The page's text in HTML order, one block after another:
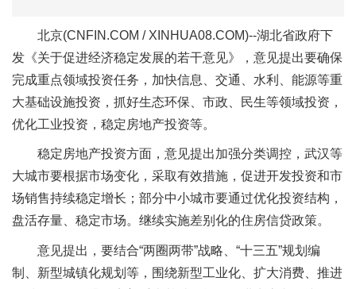
北京(CNFIN.COM / XINHUA08.COM)--湖北省政府下
发《关于促进经济稳定发展的若干意见》，意见提出要确保
完成重点领域投资任务，加快信息、交通、水利、能源等重
大基础设施投资，抓好生态环保、市政、民生等领域投资，
优化工业投资，稳定房地产投资等。
稳定房地产投资方面，意见提出加强分类调控，武汉等
大城市要根据市场变化，采取有效措施，促进开发投资和市
场销售持续稳定增长；部分中小城市要通过优化投资结构，
盘活存量、稳定市场。继续实施差别化的住房信贷政策。
意见提出，要结合“两圈两带”战略、“十三五”规划编
制、新型城镇化规划等，围绕新型工业化、扩大消费、推进